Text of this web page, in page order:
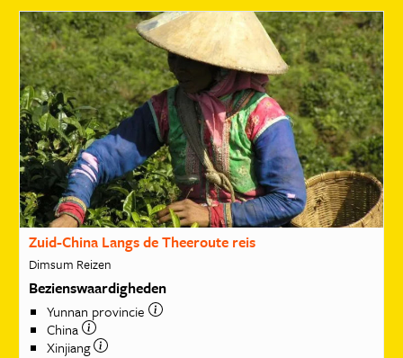
Zuid-China Langs de Theeroute reis
Dimsum Reizen
Bezienswaardigheden
Yunnan provincie
China
Xinjiang